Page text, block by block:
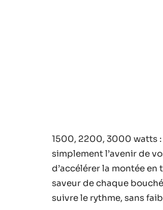
1500, 2200, 3000 watts
simplement l’avenir de
d’accélérer la montée
saveur de chaque
suivre le rythme, sans